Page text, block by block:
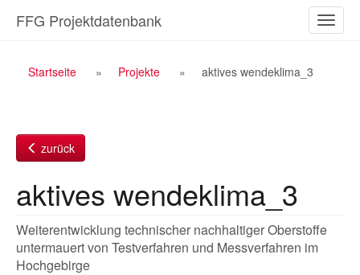
Inhalt
ein-/
FFG Projektdatenbank
Breadcrumb
Startseite Projekte aktives wendeklima_3
zurück
aktives wendeklima_3
Weiterentwicklung technischer nachhaltiger Oberstoffe
untermauert von Testverfahren und Messverfahren im
Hochgebirge